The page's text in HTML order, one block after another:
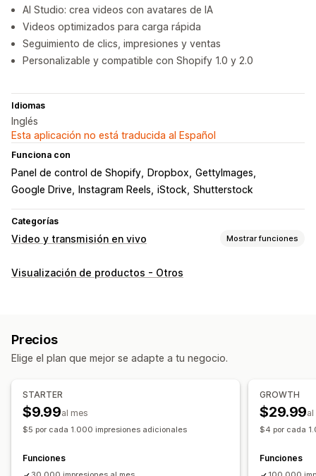
AI Studio: crea videos con avatares de IA
Videos optimizados para carga rápida
Seguimiento de clics, impresiones y ventas
Personalizable y compatible con Shopify 1.0 y 2.0
Idiomas
Inglés
Esta aplicación no está traducida al Español
Funciona con
Panel de control de Shopify Dropbox GettyImages
Google Drive
Instagram Reels iStock Shutterstock
Categorías
Video y transmisión en vivo Mostrar funciones
Gestión de videos
Informes y estadísticas
Plantillas de videos
Fondo del video
Reproductor de video
Videos incrustados Ventanas emergentes
Carruseles
Visualización de productos - Otros
Precios
Elige el plan que mejor se adapte a tu negocio.
STARTER
$9.99al mes
$5 por cada 1.000 impresiones adicionales
Funciones
GROWTH
$29.99
$4 por cada
Funciones